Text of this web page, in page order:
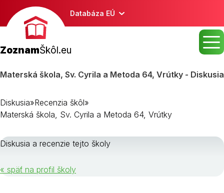
Databáza EÚ
ZoznamŠkôl.eu
Materská škola, Sv. Cyrila a Metoda 64, Vrútky - Diskusia
Diskusia»Recenzia škôl»
Materská škola, Sv. Cyrila a Metoda 64, Vrútky
Diskusia a recenzie tejto školy
« späť na profil školy